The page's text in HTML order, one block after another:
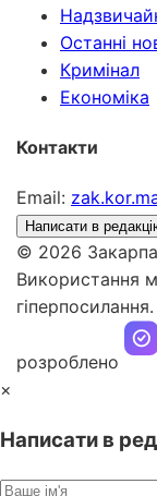
Останні
Кримінал
Економіка
Контакти
Email:
Написати в
© 2026
Використання
гіперпосилання.
розроблено
×
Написати в